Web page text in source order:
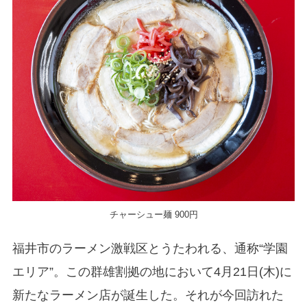
チャーシュー麺 900円
福井市のラーメン激戦区とうたわれる、通称“学園
エリア”。この群雄割拠の地において4月21日(木)に
新たなラーメン店が誕生した。それが今回訪れた